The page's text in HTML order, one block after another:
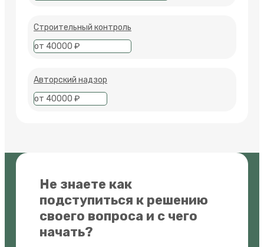
Строительный контроль
от 40000 ₽
Авторский надзор
от 40000 ₽
Не знаете как
подступиться к решению
своего вопроса и с чего
начать?